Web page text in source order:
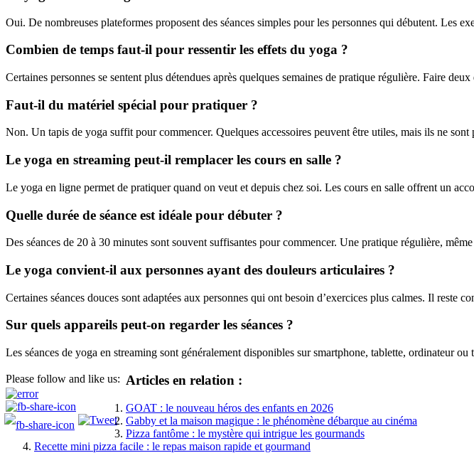
Oui. De nombreuses plateformes proposent des séances simples pour les personnes qui débutent. Les
Combien de temps faut-il pour ressentir les effets du yoga ?
Certaines personnes se sentent plus détendues après quelques semaines de pratique régulière. Faire
Faut-il du matériel spécial pour pratiquer ?
Non. Un tapis de yoga suffit pour commencer. Quelques accessoires peuvent être utiles, mais ils ne sont
Le yoga en streaming peut-il remplacer les cours en salle ?
Le yoga en ligne permet de pratiquer quand on veut et depuis chez soi. Les cours en salle offrent un
Quelle durée de séance est idéale pour débuter ?
Des séances de 20 à 30 minutes sont souvent suffisantes pour commencer. Une pratique régulière,
Le yoga convient-il aux personnes ayant des douleurs articulaires ?
Certaines séances douces sont adaptées aux personnes qui ont besoin d’exercices plus calmes. Il reste
Sur quels appareils peut-on regarder les séances ?
Les séances de yoga en streaming sont généralement disponibles sur smartphone, tablette, ordinateur
Please follow and like us: Articles en relation :
GOAT : le nouveau héros des enfants en 2026
Gabby et la maison magique : le phénomène débarque au cinéma
Pizza fantôme : le mystère qui intrigue les gourmands
Recette mini pizza facile : le repas maison rapide et gourmand